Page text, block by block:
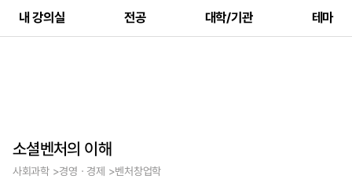
내 강의실 전공 대학/기관 테마
소셜벤처의 이해
사회과학 >경영ㆍ경제 >벤처창업학